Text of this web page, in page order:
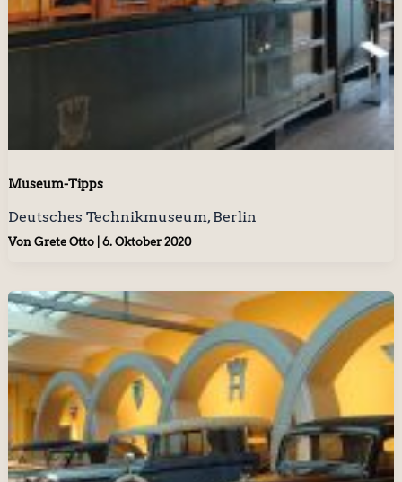
Museum-Tipps
Deutsches Technikmuseum, Berlin
Von Grete Otto 6. Oktober 2020